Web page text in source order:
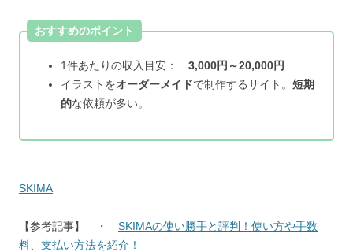
おすすめのポイント
1件あたりの収入目安： 3,000円～20,000円
イラストをオーダーメイドで制作するサイト。 短期
的な依頼が多い。
SKIMA
【参考記事】 ・ SKIMAの使い勝手と評判！使い方や手数
料、支払い方法を紹介！